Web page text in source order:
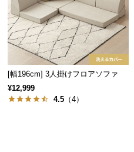
て
客
様
サ
ポ
[幅196cm] 3人掛けフロアソファ
¥12,999
4.5 （4）